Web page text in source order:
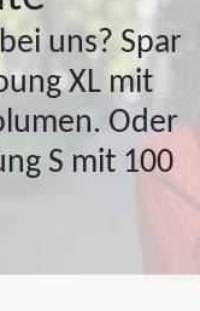
uns? Spar
XL mit
Oder
S mit 100